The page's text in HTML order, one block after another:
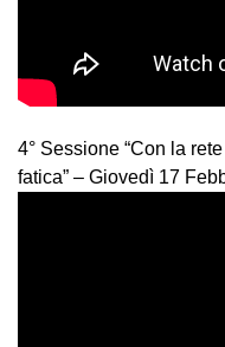
4° Sessione “Con la
fatica” – Giovedì 17